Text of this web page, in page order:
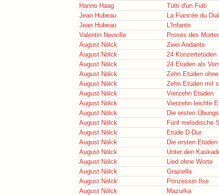
Hanno Haag
Tutti d'un Fiati
Jean Hubeau
La Fiancée du
Jean Hubeau
L'Infante
Valentin Neuville
Proses des
August Nölck
Zwei Andante
August Nölck
24 Konzertetüden
August Nölck
24 Etüden als
August Nölck
Zehn Etüden
August Nölck
Zehn Etüden mit
August Nölck
Vierzehn Etüden
August Nölck
Vierzehn leichte
August Nölck
Die ersten
August Nölck
Fünf melodische
August Nölck
Etüde D-Dur
August Nölck
Die ersten
August Nölck
Unter den
August Nölck
Lied ohne Worte
August Nölck
Graziella
August Nölck
Prinzessin Ilse
August Nölck
Mazurka